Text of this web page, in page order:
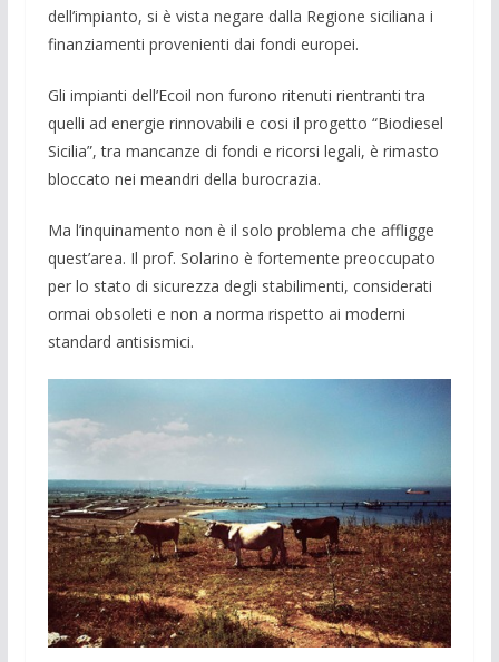
dell’impianto, si è vista negare dalla Re­gione siciliana i
finanziamenti prove­nienti dai fondi europei.
Gli impianti dell’Ecoil non furono rite­nuti rientranti tra
quelli ad energie rinno­vabili e cosi il progetto “Biodiesel
Sici­lia”, tra mancan­ze di fondi e ricorsi lega­li, è rimasto
bloccato nei meandri della burocrazia.
Ma l’inquinamento non è il solo pro­blema che affligge
quest’area. Il prof. Solarino è fortemente preoccupato
per lo stato di sicurezza degli stabilimenti, con­siderati
ormai obsoleti e non a norma ri­spetto ai moderni
standard antisismici.